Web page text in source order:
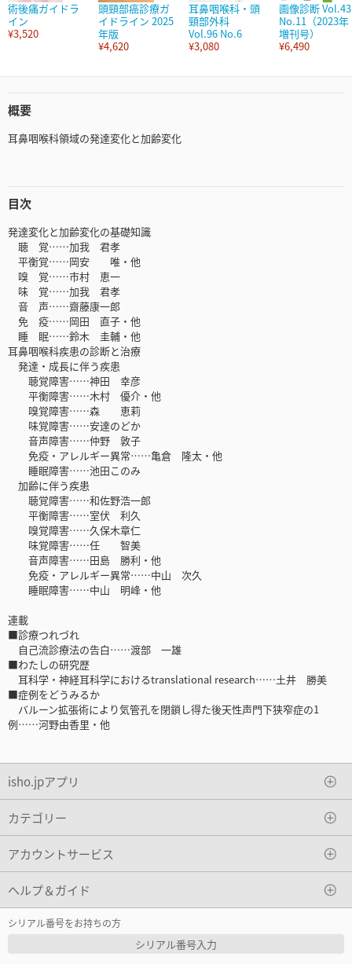
術後痛ガイドラ
イン
¥3,520
頭頸部癌診療ガ
イドライン 2025
年版
¥4,620
耳鼻咽喉科・頭
頸部外科
Vol.96 No.6
¥3,080
画像診断 Vol.43
No.11（2023年
増刊号）
¥6,490
概要
耳鼻咽喉科領域の発達変化と加齢変化
目次
発達変化と加齢変化の基礎知識
聴 覚……加我 君孝
平衡覚……岡安 唯・他
嗅 覚……市村 恵一
味 覚……加我 君孝
音 声……齋藤康一郎
免 疫……岡田 直子・他
睡 眠……鈴木 圭輔・他
耳鼻咽喉科疾患の診断と治療
発達・成長に伴う疾患
聴覚障害……神田 幸彦
平衡障害……木村 優介・他
嗅覚障害……森 恵莉
味覚障害……安達のどか
音声障害……仲野 敦子
免疫・アレルギー異常……亀倉 隆太・他
睡眠障害……池田このみ
加齢に伴う疾患
聴覚障害……和佐野浩一郎
平衡障害……室伏 利久
嗅覚障害……久保木章仁
味覚障害……任 智美
音声障害……田島 勝利・他
免疫・アレルギー異常……中山 次久
睡眠障害……中山 明峰・他
連載
■診療つれづれ
自己流診療法の告白……渡部 一雄
■わたしの研究歴
耳科学・神経耳科学におけるtranslational research……土井 勝美
■症例をどうみるか
バルーン拡張術により気管孔を閉鎖し得た後天性声門下狭窄症の1
例……河野由香里・他
isho.jpアプリ
カテゴリー
アカウントサービス
ヘルプ＆ガイド
シリアル番号をお持ちの方
シリアル番号入力